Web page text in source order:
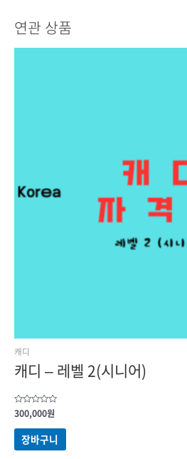
연관 상품
캐디
캐디 – 레벨 2(시니어)
5
중에서
0
로
평가됨
300,000원
장바구니